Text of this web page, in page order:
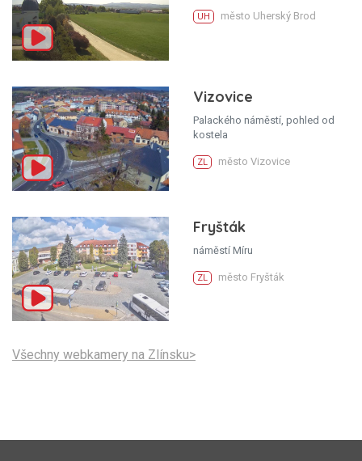
UH město Uherský Brod
Vizovice
Palackého náměstí, pohled od
kostela
ZL město Vizovice
Fryšták
náměstí Míru
ZL město Fryšták
Všechny webkamery na Zlínsku>